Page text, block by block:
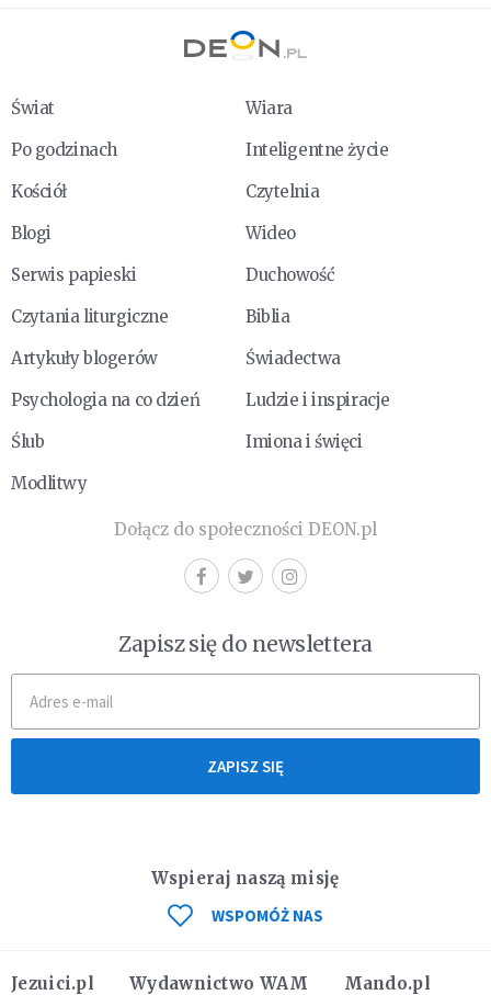
Świat
Wiara
Po godzinach
Inteligentne życie
Kościół
Czytelnia
Blogi
Wideo
Serwis papieski
Duchowość
Czytania liturgiczne
Biblia
Artykuły blogerów
Świadectwa
Psychologia na co dzień
Ludzie i inspiracje
Ślub
Imiona i święci
Modlitwy
Dołącz do społeczności DEON.pl
Zapisz się do newslettera
ZAPISZ SIĘ
Jezuici.pl Wydawnictwo WAM Mando.pl
Wspieraj naszą misję
WSPOMÓŻ NAS